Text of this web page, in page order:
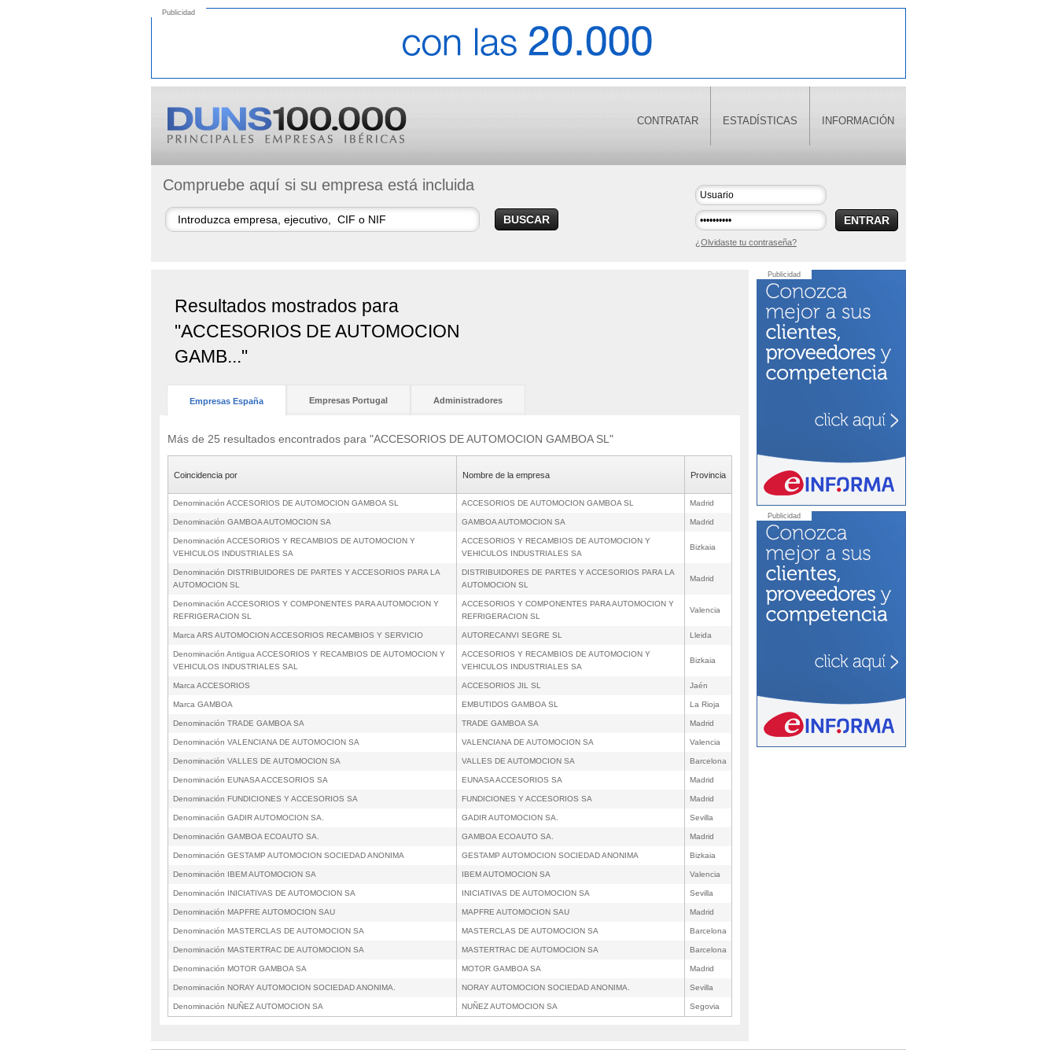
Publicidad
CONTRATAR ESTADÍSTICAS INFORMACIÓN
Compruebe aquí si su empresa está incluida
BUSCAR ENTRAR
¿Olvidaste tu contraseña?
Resultados mostrados para
"ACCESORIOS DE AUTOMOCION
GAMB..."
Empresas España Empresas Portugal Administradores
Más de 25 resultados encontrados para "ACCESORIOS DE AUTOMOCION GAMBOA SL"
Coincidencia por Nombre de la empresa Provincia
Denominación ACCESORIOS DE AUTOMOCION GAMBOA SL ACCESORIOS DE AUTOMOCION GAMBOA SL Madrid
Denominación GAMBOA AUTOMOCION SA GAMBOA AUTOMOCION SA Madrid
Denominación ACCESORIOS Y RECAMBIOS DE AUTOMOCION Y
VEHICULOS INDUSTRIALES SA
ACCESORIOS Y RECAMBIOS DE AUTOMOCION Y
VEHICULOS INDUSTRIALES SA
Bizkaia
Denominación DISTRIBUIDORES DE PARTES Y ACCESORIOS PARA LA
AUTOMOCION SL
DISTRIBUIDORES DE PARTES Y ACCESORIOS PARA LA
AUTOMOCION SL
Madrid
Denominación ACCESORIOS Y COMPONENTES PARA AUTOMOCION Y
REFRIGERACION SL
ACCESORIOS Y COMPONENTES PARA AUTOMOCION Y
REFRIGERACION SL
Valencia
Marca ARS AUTOMOCION ACCESORIOS RECAMBIOS Y SERVICIO AUTORECANVI SEGRE SL Lleida
Denominación Antigua ACCESORIOS Y RECAMBIOS DE AUTOMOCION Y
VEHICULOS INDUSTRIALES SAL
ACCESORIOS Y RECAMBIOS DE AUTOMOCION Y
VEHICULOS INDUSTRIALES SA
Bizkaia
Marca ACCESORIOS ACCESORIOS JIL SL Jaén
Marca GAMBOA EMBUTIDOS GAMBOA SL La Rioja
Denominación TRADE GAMBOA SA TRADE GAMBOA SA Madrid
Denominación VALENCIANA DE AUTOMOCION SA VALENCIANA DE AUTOMOCION SA Valencia
Denominación VALLES DE AUTOMOCION SA VALLES DE AUTOMOCION SA Barcelona
Denominación EUNASA ACCESORIOS SA EUNASA ACCESORIOS SA Madrid
Denominación FUNDICIONES Y ACCESORIOS SA FUNDICIONES Y ACCESORIOS SA Madrid
Denominación GADIR AUTOMOCION SA. GADIR AUTOMOCION SA. Sevilla
Denominación GAMBOA ECOAUTO SA. GAMBOA ECOAUTO SA. Madrid
Denominación GESTAMP AUTOMOCION SOCIEDAD ANONIMA GESTAMP AUTOMOCION SOCIEDAD ANONIMA Bizkaia
Denominación IBEM AUTOMOCION SA IBEM AUTOMOCION SA Valencia
Denominación INICIATIVAS DE AUTOMOCION SA INICIATIVAS DE AUTOMOCION SA Sevilla
Denominación MAPFRE AUTOMOCION SAU MAPFRE AUTOMOCION SAU Madrid
Denominación MASTERCLAS DE AUTOMOCION SA MASTERCLAS DE AUTOMOCION SA Barcelona
Denominación MASTERTRAC DE AUTOMOCION SA MASTERTRAC DE AUTOMOCION SA Barcelona
Denominación MOTOR GAMBOA SA MOTOR GAMBOA SA Madrid
Denominación NORAY AUTOMOCION SOCIEDAD ANONIMA. NORAY AUTOMOCION SOCIEDAD ANONIMA. Sevilla
Denominación NUÑEZ AUTOMOCION SA NUÑEZ AUTOMOCION SA Segovia
Publicidad
Publicidad